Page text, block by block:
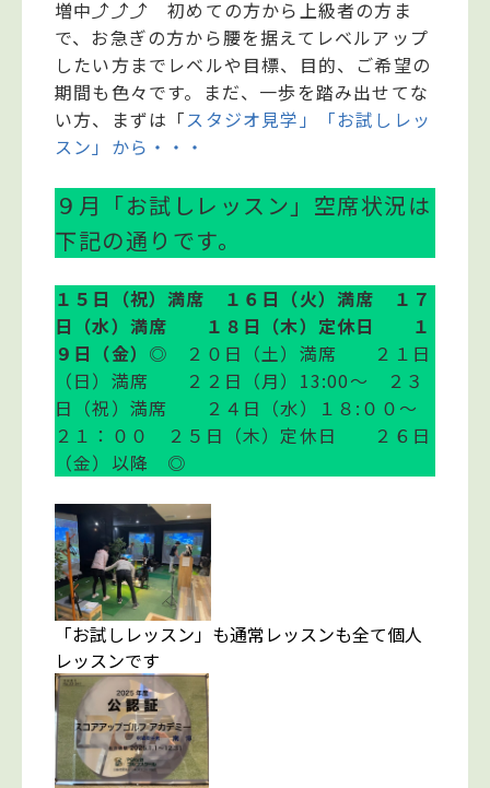
増中⤴⤴⤴ 初めての方から上級者の方ま
で、お急ぎの方から腰を据えてレベルアップ
したい方までレベルや目標、目的、ご希望の
期間も色々です。まだ、一歩を踏み出せてな
い方、まずは「スタジオ見学」「お試しレッ
スン」から・・・
９月「お試しレッスン」空席状況は
下記の通りです。
１５日（祝）満席 １６日（火）満席 １７
日（水）満席 １８日（木）定休日 １
９日（金） ◎ ２０日（土）満席 ２１日
（日）満席 ２２日（月）13:00～ ２３
日（祝）満席 ２４日（水）１８:００～
２１：００ ２５日（木）定休日 ２６日
（金）以降 ◎
「お試しレッスン」も通常レッスンも全て個人
レッスンです